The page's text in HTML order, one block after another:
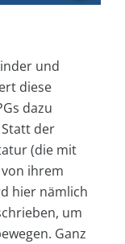
und
diese
dazu
der
(die mit
von ihrem
hier nämlich
um
Ganz